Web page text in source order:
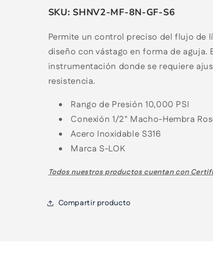
SKU: SHNV2-MF-8N-GF-S6
Permite un control preciso del flujo de
diseño con vástago en forma de aguja.
instrumentación donde se requiere
resistencia.
Rango de Presión 10,000 PSI
Conexión 1/2" Macho-Hembra
Acero Inoxidable S316
Marca S-LOK
Todos nuestros productos cuentan con
Compartir producto